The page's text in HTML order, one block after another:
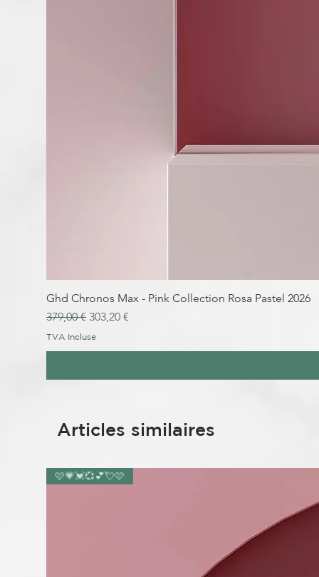
Ghd Chronos Max - Pink Collection Rosa Pastel 2026
Prix original
379,00 € Prix promotionnel
303,20 €
TVA Incluse
Articles similaires
🩷💗💓💞💕💘🩷